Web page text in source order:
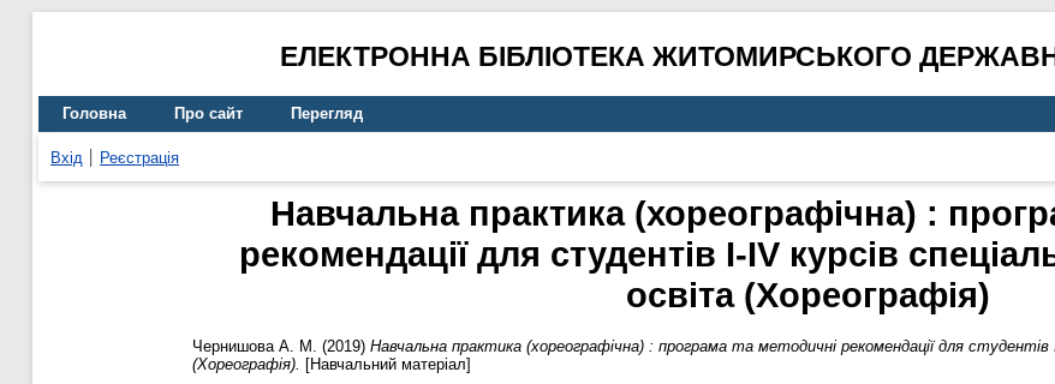
ЕЛЕКТРОННА БІБЛІОТЕКА ЖИТОМИРСЬКОГО
Головна Про сайт Перегляд
Вхід Реєстрація
Навчальна практика (хореографічна) :
рекомендації для студентів І-ІV курсів
освіта (Хореографія)
Чернишова А. М. (2019) Навчальна практика (хореографічна) : програма та методичні рекомендації для студентів
(Хореографія). [Навчальний матеріал]